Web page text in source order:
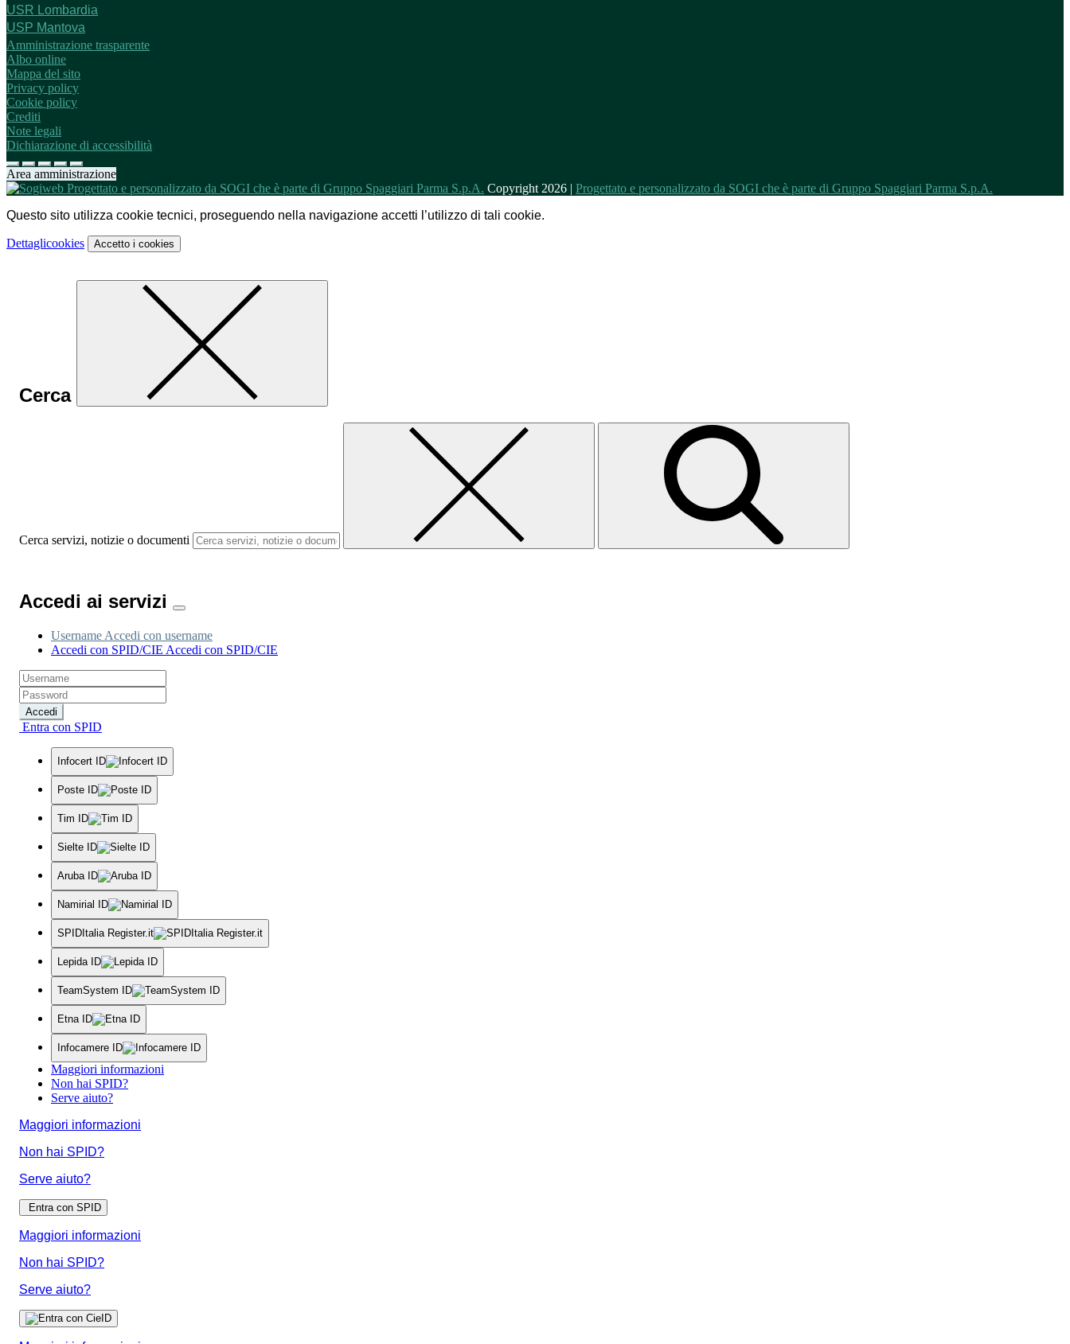
USR Lombardia
USP Mantova
Amministrazione trasparente
Albo online
Mappa del sito
Privacy policy
Cookie policy
Crediti
Note legali
Dichiarazione di accessibilità
Area amministrazione
Copyright 2026 | Progettato e personalizzato da SOGI che è parte di Gruppo Spaggiari Parma S.p.A.
Questo sito utilizza cookie tecnici, proseguendo nella navigazione accetti l’utilizzo di tali cookie.
Dettaglicookies Accetto i cookies
Cerca
Cerca servizi, notizie o documenti
Accedi ai servizi
Username Accedi con username
Accedi con SPID/CIE Accedi con SPID/CIE
Accedi
Entra con SPID
Infocert ID
Poste ID
Tim ID
Sielte ID
Aruba ID
Namirial ID
SPIDItalia Register.it
Lepida ID
TeamSystem ID
Etna ID
Infocamere ID
Maggiori informazioni
Non hai SPID?
Serve aiuto?
Maggiori informazioni
Non hai SPID?
Serve aiuto?
Entra con SPID
Maggiori informazioni
Non hai SPID?
Serve aiuto?